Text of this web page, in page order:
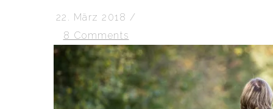
22. März 2018 /
8 Comments